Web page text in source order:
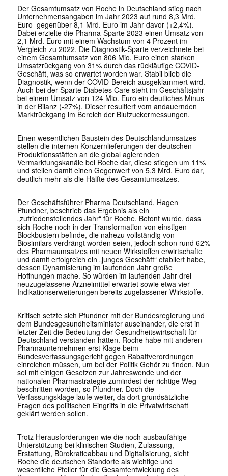
Der Gesamtumsatz von Roche in Deutschland stieg nach
Unternehmensangaben im Jahr 2023 auf rund 8,3 Mrd.
Euro gegenüber 8,1 Mrd. Euro im Jahr davor (+2,4%).
Dabei erzielte die Pharma-Sparte 2023 einen Umsatz von
2,1 Mrd. Euro mit einem Wachstum von 4 Prozent im
Vergleich zu 2022. Die Diagnostik-Sparte verzeichnete bei
einem Gesamtumsatz von 806 Mio. Euro einen starken
Umsatzrückgang von 31% durch das rückläufige COVID-
Geschäft, was so erwartet worden war. Stabil blieb die
Diagnostik, wenn der COVID-Bereich ausgeklammert wird.
Auch bei der Sparte Diabetes Care steht im Geschäftsjahr
bei einem Umsatz von 124 Mio. Euro ein deutliches Minus
in der Bilanz (-27%). Dieser resultiert vom andauernden
Marktrückgang im Bereich der Blutzuckermessungen.
Einen wesentlichen Baustein des Deutschlandumsatzes
stellen die internen Konzernlieferungen der deutschen
Produktionsstätten an die global agierenden
Vermarktungskanäle bei Roche dar, diese stiegen um 11%
und stellen damit einen Gegenwert von 5,3 Mrd. Euro dar,
deutlich mehr als die Hälfte des Gesamtumsatzes.
Der Geschäftsführer Pharma Deutschland, Hagen
Pfundner, beschrieb das Ergebnis als ein
„zufriedenstellendes Jahr“ für Roche. Betont wurde, dass
sich Roche noch in der Transformation von einstigen
Blockbustern befinde, die nahezu vollständig von
Biosimilars verdrängt worden seien, jedoch schon rund 62%
des Pharmaumsatzes mit neuen Wirkstoffen erwirtschafte
und damit erfolgreich ein „junges Geschäft“ etabliert habe,
dessen Dynamisierung im laufenden Jahr große
Hoffnungen mache. So würden im laufenden Jahr drei
neuzugelassene Arzneimittel erwartet sowie etwa vier
Indikationserweiterungen bereits zugelassener Wirkstoffe.
Kritisch setzte sich Pfundner mit der Bundesregierung und
dem Bundesgesundheitsminister auseinander, die erst in
letzter Zeit die Bedeutung der Gesundheitswirtschaft für
Deutschland verstanden hätten. Roche habe mit anderen
Pharmaunternehmen erst Klage beim
Bundesverfassungsgericht gegen Rabattverordnungen
einreichen müssen, um bei der Politik Gehör zu finden. Nun
sei mit einigen Gesetzen zur Jahreswende und der
nationalen Pharmastrategie zumindest der richtige Weg
beschritten worden, so Pfundner. Doch die
Verfassungsklage laufe weiter, da dort grundsätzliche
Fragen des politischen Eingriffs in die Privatwirtschaft
geklärt werden sollen.
Trotz Herausforderungen wie die noch ausbaufähige
Unterstützung bei klinischen Studien, Zulassung,
Erstattung, Bürokratieabbau und Digitalisierung, sieht
Roche die deutschen Standorte als wichtige und
wesentliche Pfeiler für die Gesamtentwicklung des